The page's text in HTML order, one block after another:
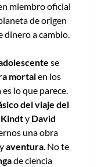
miembro oficial
de origen
dinero a cambio.
se
mortalen los
lo que parece.
del viaje del
y David
una obra
yaventura. No te
de ciencia